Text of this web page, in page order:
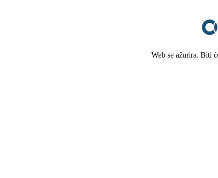
Web se ažurira. Biti